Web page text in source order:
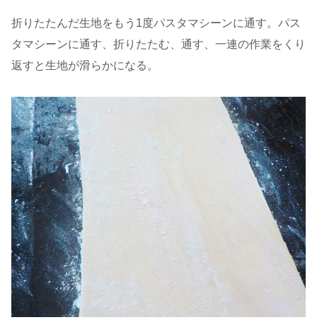
折りたたんだ生地をもう1度パスタマシーンに通す。パス
タマシーンに通す、折りたたむ、通す、一連の作業をくり
返すと生地が滑らかになる。